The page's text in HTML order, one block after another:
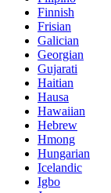
Finnish
Frisian
Galician
Georgian
Gujarati
Haitian
Hausa
Hawaiian
Hebrew
Hmong
Hungarian
Icelandic
Igbo